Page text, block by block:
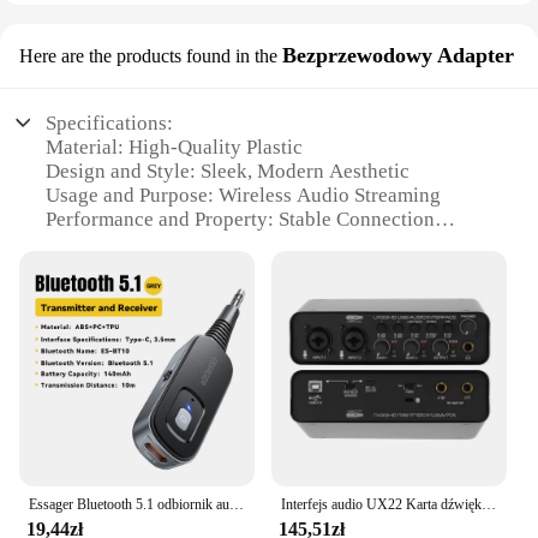
Here are the products found in the Bezprzewodowy Adapter
Specifications:
Material: High-Quality Plastic
Design and Style: Sleek, Modern Aesthetic
Usage and Purpose: Wireless Audio Streaming
Performance and Property: Stable Connection
Professionals, and Wholesalers
Features:
|Wholesale|Vendors|
**Uncompromised Audio Quality**
The sprzet audio Bezprzewodowy Adapter is a
game-changer for audiophiles and professionals
adapter ensures a stable and uninterrupted wireless
audio experience. The sleek, modern design not
19,44zł
Interfejs audio UX22 Karta dźwiękowa 32-bitowy konwerter AD/192 kHz, nagrywanie na żywo na gitarze elektrycznej Profesjonalne śpiewanie studyjne, podcast
145,51zł